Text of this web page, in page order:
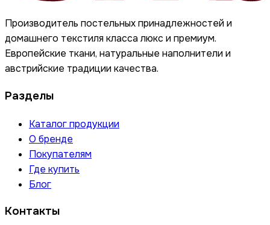
Производитель постельных принадлежностей и
домашнего текстиля класса люкс и премиум.
Европейские ткани, натуральные наполнители и
австрийские традиции качества.
Разделы
Каталог продукции
О бренде
Покупателям
Где купить
Блог
Контакты